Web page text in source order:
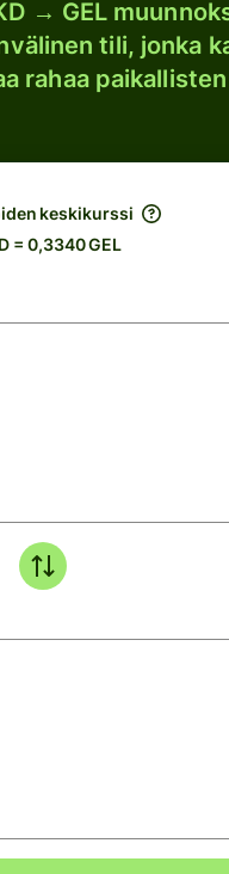
→ GEL
tili, jonka
rahaa
keskikurssi
= 0,3340 GEL